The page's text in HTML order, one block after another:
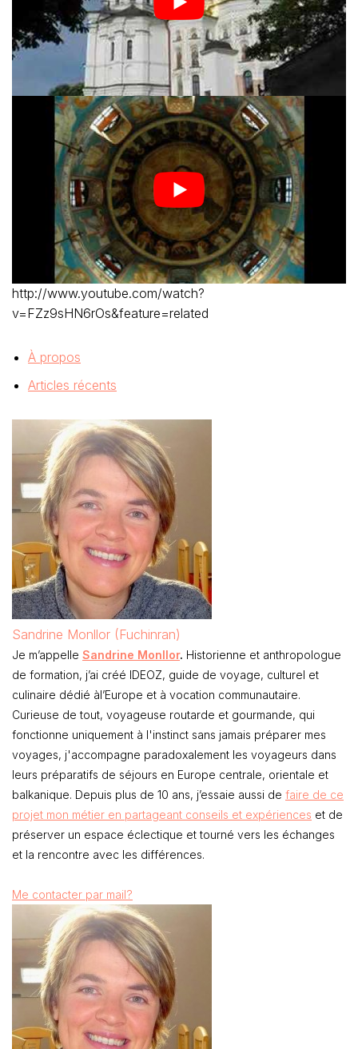
http://www.youtube.com/watch?
v=FZz9sHN6rOs&feature=related
À propos
Articles récents
Sandrine Monllor (Fuchinran)
Je m’appelle Sandrine Monllor. Historienne et anthropologue
de formation, j’ai créé IDEOZ, guide de voyage, culturel et
culinaire dédié àl’Europe et à vocation communautaire.
Curieuse de tout, voyageuse routarde et gourmande, qui
fonctionne uniquement à l'instinct sans jamais préparer mes
voyages, j'accompagne paradoxalement les voyageurs dans
leurs préparatifs de séjours en Europe centrale, orientale et
balkanique. Depuis plus de 10 ans, j’essaie aussi de faire de ce
projet mon métier en partageant conseils et expériences et de
préserver un espace éclectique et tourné vers les échanges
et la rencontre avec les différences.
Me contacter par mail?